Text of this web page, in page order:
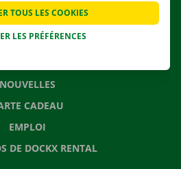
NOUS
NOUVELLES
CADEAU
EMPLOI
DE DOCKX RENTAL
LES PRÉFÉRENCES
TOUS LES COOKIES